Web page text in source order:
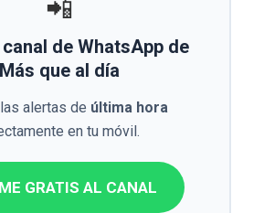
📲
de WhatsApp de
Más que al día
alertas de última hora
en tu móvil.
GRATIS AL CANAL